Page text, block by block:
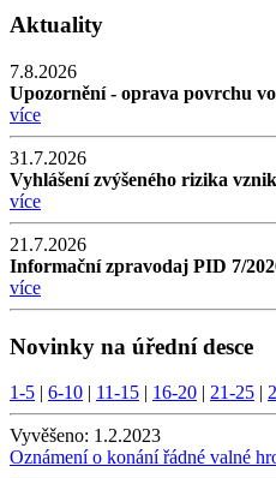
Aktuality
7.8.2026
Upozornění - oprava povrchu
více
31.7.2026
Vyhlášení zvýšeného rizika
více
21.7.2026
Informační zpravodaj PID 7/
více
Novinky na úřední desce
1-5 6-10 11-15 16-20 21-25
Vyvěšeno: 1.2.2023
Oznámení o konání řádné valné